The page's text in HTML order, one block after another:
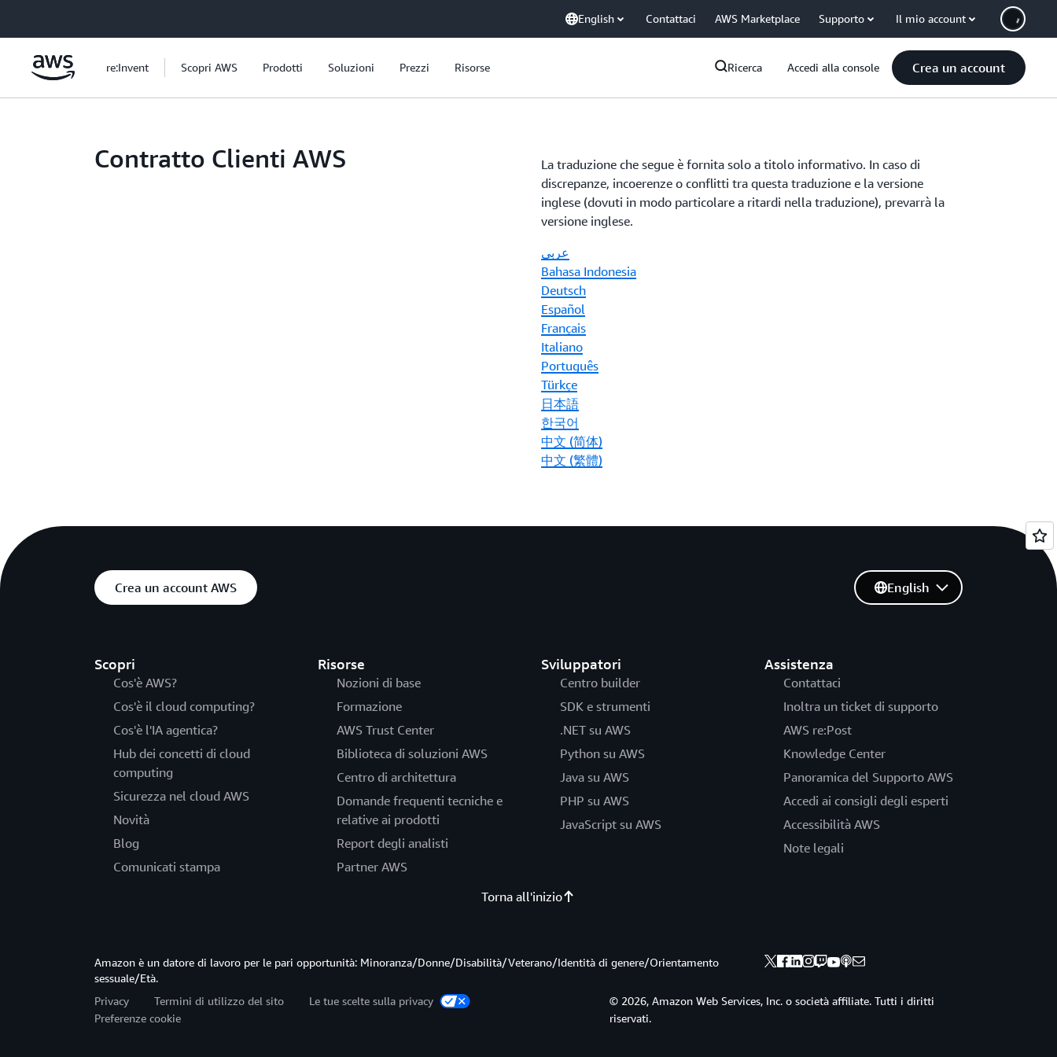
English Contattaci AWS Marketplace Supporto Il mio account
re:Invent Scopri AWS Prodotti Soluzioni Prezzi Risorse Ricerca Accedi alla console Crea un account
Contratto Clienti AWS
La traduzione che segue è fornita solo a titolo informativo. In caso di
discrepanze, incoerenze o conflitti tra questa traduzione e la versione
inglese (dovuti in modo particolare a ritardi nella traduzione), prevarrà la
versione inglese.
عربي
Bahasa Indonesia
Deutsch
Español
Français
Italiano
Português
Türkçe
日本語
한국어
中文 (简体)
中文 (繁體)
Crea un account AWS
Scopri
Cos'è AWS?
Cos'è il cloud computing?
Cos'è l'IA agentica?
Hub dei concetti di cloud
computing
Sicurezza nel cloud AWS
Novità
Blog
Comunicati stampa
Risorse
Nozioni di base
Formazione
AWS Trust Center
Biblioteca di soluzioni AWS
Centro di architettura
Domande frequenti tecniche e
relative ai prodotti
Report degli analisti
Partner AWS
Sviluppatori
Centro builder
SDK e strumenti
.NET su AWS
Python su AWS
Java su AWS
PHP su AWS
JavaScript su AWS
Assistenza
Contattaci
Inoltra un ticket di supporto
AWS re:Post
Knowledge Center
Panoramica del Supporto AWS
Accedi ai consigli degli esperti
Accessibilità AWS
Note legali
English
Torna all'inizio
Amazon è un datore di lavoro per le pari opportunità: Minoranza/Donne/Disabilità/Veterano/Identità di genere/Orientamento
sessuale/Età.
Privacy
Termini di utilizzo del sito
Le tue scelte sulla privacy
Preferenze cookie
© 2026, Amazon Web Services, Inc. o società affiliate. Tutti i diritti
riservati.